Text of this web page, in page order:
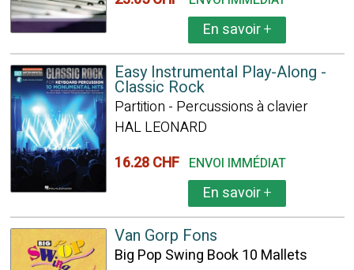
En savoir+
Easy Instrumental Play-Along -
Classic Rock
Partition - Percussions à clavier
HAL LEONARD
16.28 CHF ENVOI IMMÉDIAT
En savoir+
Van Gorp Fons
Big Pop Swing Book 10 Mallets